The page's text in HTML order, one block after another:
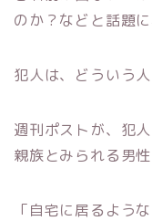
のか？などと話題
犯人は、どういう
週刊ポストが、犯
親族とみられる男
「自宅に居るよう